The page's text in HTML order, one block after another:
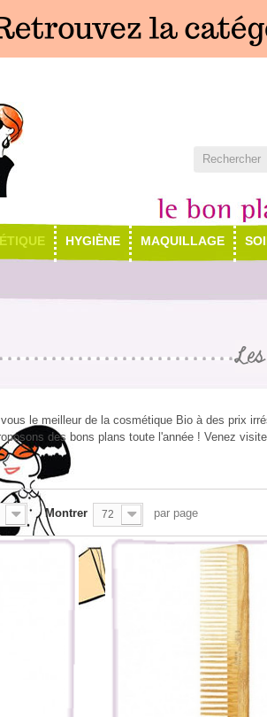
HYGIÈNE MAQUILLAGE
le meilleur de la cosmétique Bio à des prix
des bons plans toute l'année ! Venez
Montrer 72 par page